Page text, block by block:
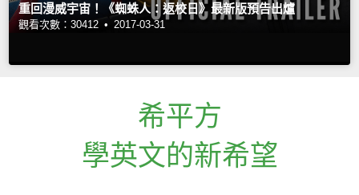
重回漫威宇宙！《蜘蛛人：返校日》最新版預告出爐
觀看次數：30412 • 2017-03-31
希平方
學英文的新希望